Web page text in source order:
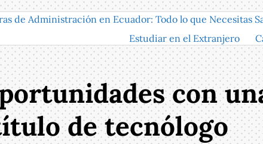
de Administración en Ecuador: Todo lo que Necesitas
Estudiar en el Extranjero
con
de tecnólogo